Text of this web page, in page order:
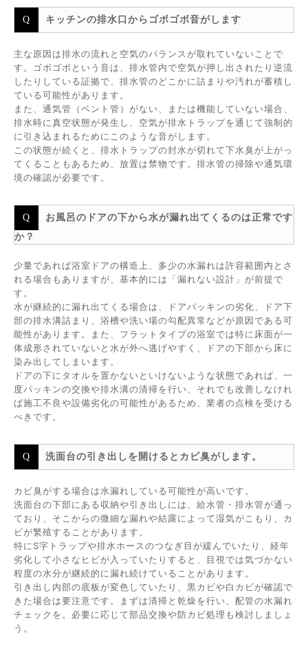
キッチンの排水口からゴボゴボ音がします
主な原因は排水の流れと空気のバランスが取れていないことで
す。ゴボゴボという音は、排水管内で空気が押し出されたり逆流
したりしている証拠で、排水管のどこかに詰まりや汚れが蓄積し
ている可能性があります。
また、通気管（ベント管）がない、または機能していない場合、
排水時に真空状態が発生し、空気が排水トラップを通じて強制的
に引き込まれるためにこのような音がします。
この状態が続くと、排水トラップの封水が切れて下水臭が上がっ
てくることもあるため、放置は禁物です。排水管の掃除や通気環
境の確認が必要です。
お風呂のドアの下から水が漏れ出てくるのは正常です
か？
少量であれば浴室ドアの構造上、多少の水漏れは許容範囲内とさ
れる場合もありますが、基本的には「漏れない設計」が前提で
す。
水が継続的に漏れ出てくる場合は、ドアパッキンの劣化、ドア下
部の排水溝詰まり、浴槽や洗い場の勾配異常などが原因である可
能性があります。また、フラットタイプの浴室では特に床面が一
体成形されていないと水が外へ逃げやすく、ドアの下部から床に
染み出してしまいます。
ドアの下にタオルを置かないといけないような状態であれば、一
度パッキンの交換や排水溝の清掃を行い、それでも改善しなけれ
ば施工不良や設備劣化の可能性があるため、業者の点検を受ける
べきです。
洗面台の引き出しを開けるとカビ臭がします。
カビ臭がする場合は水漏れしている可能性が高いです。
洗面台の下部にある収納や引き出しには、給水管・排水管が通っ
ており、そこからの微細な漏れや結露によって湿気がこもり、カ
ビが繁殖することがあります。
特にS字トラップや排水ホースのつなぎ目が緩んでいたり、経年
劣化して小さなヒビが入っていたりすると、目視では気づかない
程度の水分が継続的に漏れ続けていることがあります。
引き出し内部の底板が変色していたり、黒カビや白カビが確認で
きた場合は要注意です。まずは清掃と乾燥を行い、配管の水漏れ
チェックを。必要に応じて部品交換や防カビ処理も検討しましょ
う。